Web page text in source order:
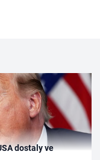
dostaly ve